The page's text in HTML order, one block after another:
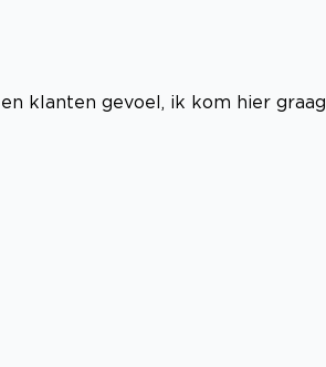
klanten gevoel, ik kom hier graag